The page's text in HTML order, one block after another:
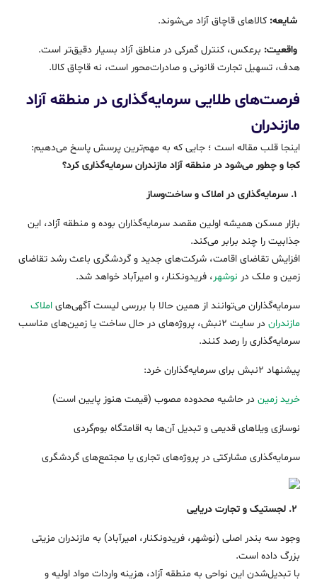
شایعه: کالاهای قاچاق آزاد می‌شوند.
واقعیت: برعکس، کنترل گمرکی در مناطق آزاد بسیار دقیق‌تر است.
هدف، تسهیل تجارت قانونی و صادرات‌محور است، نه قاچاق کالا.
فرصت‌های طلایی سرمایه‌گذاری در منطقه آزاد
مازندران
اینجا قلب مقاله است ؛ جایی که به مهم‌ترین پرسش پاسخ می‌دهیم:
کجا و چطور می‌شود در منطقه آزاد مازندران سرمایه‌گذاری کرد؟
بازار مسکن همیشه اولین مقصد سرمایه‌گذاران بوده و منطقه آزاد، این
جذابیت را چند برابر می‌کند.
افزایش تقاضای اقامت، شرکت‌های جدید و گردشگری باعث رشد تقاضای
زمین و ملک در نوشهر، فریدونکنار، و امیرآباد خواهد شد.
سرمایه‌گذاران می‌توانند از همین حالا با بررسی لیست آگهی‌های املاک
مازندران
در سایت ۲نبش، پروژه‌های در حال ساخت یا زمین‌های مناسب
سرمایه‌گذاری را رصد کنند.
پیشنهاد ۲نبش برای سرمایه‌گذاران خرد:
خرید زمین در حاشیه محدوده مصوب (قیمت هنوز پایین است)
نوسازی ویلاهای قدیمی و تبدیل آن‌ها به اقامتگاه بوم‌گردی
سرمایه‌گذاری مشارکتی در پروژه‌های تجاری یا مجتمع‌های گردشگری
وجود سه بندر اصلی (نوشهر، فریدونکنار، امیرآباد) به مازندران مزیتی
بزرگ داده است.
با تبدیل‌شدن این نواحی به منطقه آزاد، هزینه واردات مواد اولیه و